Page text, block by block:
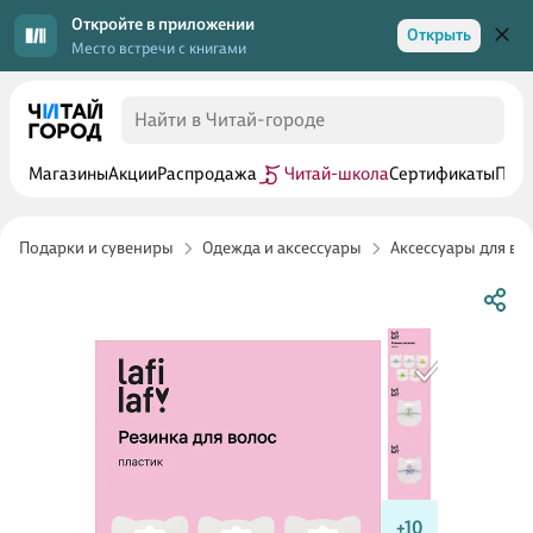
Откройте в приложении
Место встречи с книгами
Открыть
МагазиныАкцииРаспродажа Читай-школаСертификаты
Подарки и сувениры Одежда и аксессуары Аксессуары для
+10